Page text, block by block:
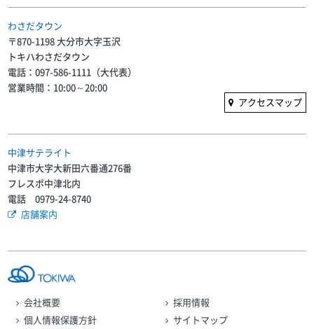
わさだタウン
〒870-1198 大分市大字玉沢
トキハわさだタウン
電話：097-586-1111（大代表）
営業時間：10:00～20:00
アクセスマップ
中津サテライト
中津市大字大新田六番通276番
フレスポ中津北内
電話 0979-24-8740
店舗案内
会社概要
採用情報
個人情報保護方針
サイトマップ